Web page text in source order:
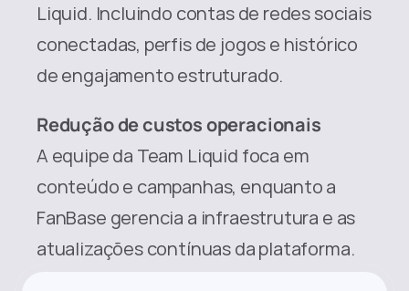
Liquid. Incluindo contas de redes sociais
conectadas, perfis de jogos e histórico
de engajamento estruturado.
Redução de custos operacionais
A equipe da Team Liquid foca em
conteúdo e campanhas, enquanto a
FanBase gerencia a infraestrutura e as
atualizações contínuas da plataforma.